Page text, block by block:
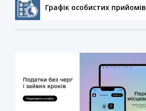
Графік особистих прийомів